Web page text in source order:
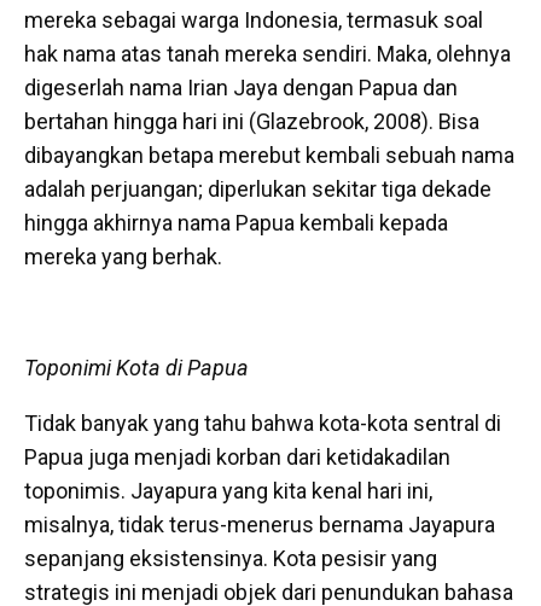
mereka sebagai warga Indonesia, termasuk soal
hak nama atas tanah mereka sendiri. Maka, olehnya
digeserlah nama Irian Jaya dengan Papua dan
bertahan hingga hari ini (Glazebrook, 2008). Bisa
dibayangkan betapa merebut kembali sebuah nama
adalah perjuangan; diperlukan sekitar tiga dekade
hingga akhirnya nama Papua kembali kepada
mereka yang berhak.
Toponimi Kota di Papua
Tidak banyak yang tahu bahwa kota-kota sentral di
Papua juga menjadi korban dari ketidakadilan
toponimis. Jayapura yang kita kenal hari ini,
misalnya, tidak terus-menerus bernama Jayapura
sepanjang eksistensinya. Kota pesisir yang
strategis ini menjadi objek dari penundukan bahasa